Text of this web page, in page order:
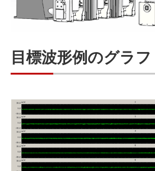
目標波形例のグラフ